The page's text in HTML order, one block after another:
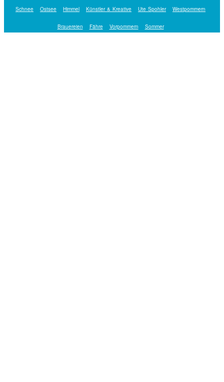
Schnee Ostsee Himmel Künstler & Kreative Ute Spohler Westpommern
Brauereien Fähre Vorpommern Sommer